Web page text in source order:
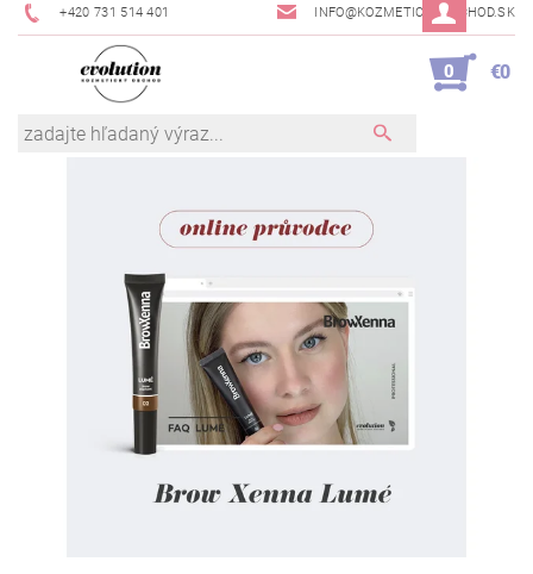
+420 731 514 401 INFO@KOZMETICKYOBCHOD.SK
0 €0